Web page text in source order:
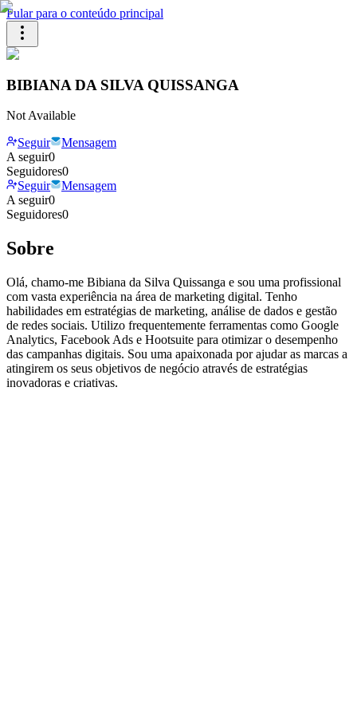
Pular para o conteúdo principal
BIBIANA DA SILVA QUISSANGA
Not Available
Seguir
Mensagem
A seguir0
Seguidores0
Seguir
Mensagem
A seguir0
Seguidores0
Sobre
Olá, chamo-me Bibiana da Silva Quissanga e sou uma profissional
com vasta experiência na área de marketing digital. Tenho
habilidades em estratégias de marketing, análise de dados e gestão
de redes sociais. Utilizo frequentemente ferramentas como Google
Analytics, Facebook Ads e Hootsuite para otimizar o desempenho
das campanhas digitais. Sou uma apaixonada por ajudar as marcas a
atingirem os seus objetivos de negócio através de estratégias
inovadoras e criativas.